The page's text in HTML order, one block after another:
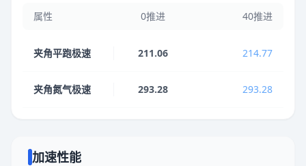
属性 0推进 40推进
夹角平跑极速 211.06 214.77
夹角氮气极速 293.28 293.28
加速性能